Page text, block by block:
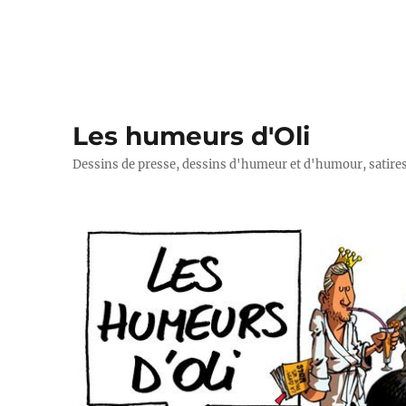
Les humeurs d'Oli
Dessins de presse, dessins d'humeur et d'humour,